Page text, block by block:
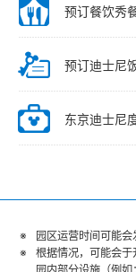
预订餐饮秀
预订迪士尼
东京迪士尼
园区运营时间可能会
根据情况，可能会于